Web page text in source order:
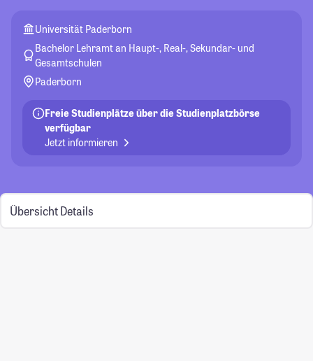
Universität Paderborn
Bachelor Lehramt an Haupt-, Real-, Sekundar- und
Gesamtschulen
Paderborn
Freie Studienplätze über die Studienplatzbörse
verfügbar
Jetzt informieren
Übersicht Details